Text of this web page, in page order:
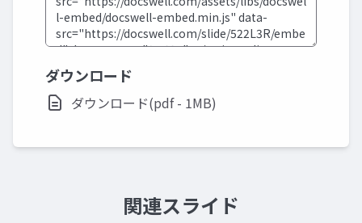
ダウンロード
ダウンロード(pdf - 1MB)
関連スライド